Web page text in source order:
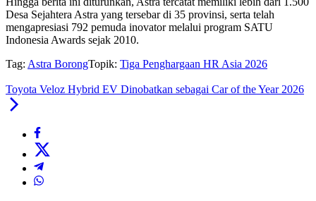
Desa Sejahtera Astra yang tersebar di 35 provinsi, serta telah
mengapresiasi 792 pemuda inovator melalui program SATU
Indonesia Awards sejak 2010.
Tag: Astra BorongTopik: Tiga Penghargaan HR Asia 2026
Toyota Veloz Hybrid EV Dinobatkan sebagai Car of the Year 2026